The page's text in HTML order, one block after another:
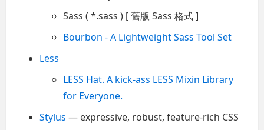
Sass ( *.sass ) [ 舊版 Sass 格式 ]
Bourbon - A Lightweight Sass Tool Set
Less
LESS Hat. A kick-ass LESS Mixin Library
for Everyone.
Stylus — expressive, robust, feature-rich CSS